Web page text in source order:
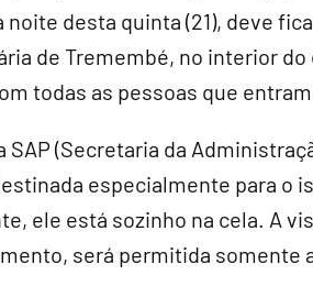
noite desta quinta (21), deve
de Tremembé, no interior
todas as pessoas que
SAP (Secretaria da
especialmente para o
ele está sozinho na cela. A
será permitida somente